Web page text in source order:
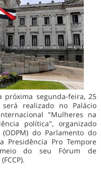
próxima segunda-feira, 25
realizado no Palácio
"Mulheres na
política", organizado
do Parlamento do
Presidência Pro Tempore
meio do seu Fórum de